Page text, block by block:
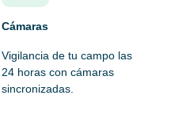
Cámaras
Vigilancia de tu campo las
24 horas con cámaras
sincronizadas.